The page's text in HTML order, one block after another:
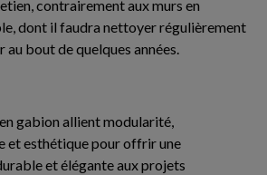
contrairement aux murs en
dont il faudra nettoyer régulièrement
au bout de quelques années.
gabion allient modularité,
et esthétique pour offrir une
et élégante aux projets